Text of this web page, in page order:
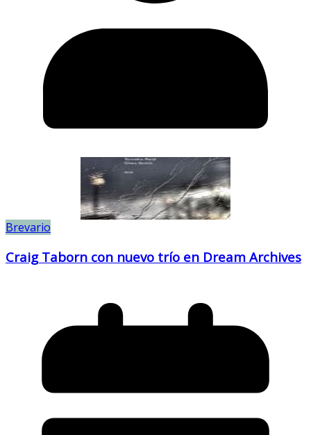
Brevario
Craig Taborn con nuevo trío en Dream Archives